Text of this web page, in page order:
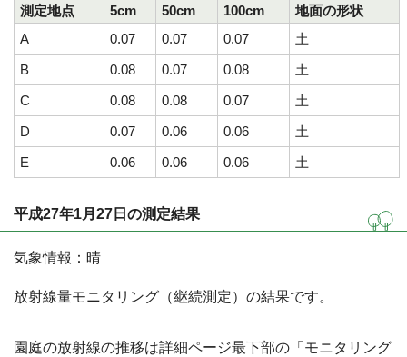
測定地点
5cm 50cm 100cm
地面の形状
A
0.07 0.07 0.07
土
B
0.08 0.07 0.08
土
C
0.08 0.08 0.07
土
D
0.07 0.06 0.06
土
E
0.06 0.06 0.06 土
平成27年1月27日の測定結果
気象情報：晴
放射線量モニタリング（継続測定）の結果です。
園庭の放射線の推移は詳細ページ最下部の「モニタリング